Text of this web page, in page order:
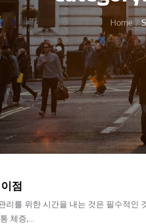
Home
점
리를 위한 시간을 내는 것은 필수적인
체증,…